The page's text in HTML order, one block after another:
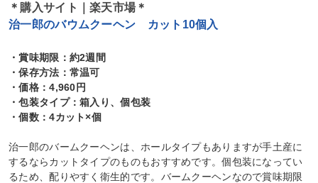
＊購入サイト｜楽天市場＊
治一郎のバウムクーヘン カット10個入
・賞味期限：約2週間
・保存方法：常温可
・価格：4,960円
・包装タイプ：箱入り、個包装
・個数：4カット×個
治一郎のバームクーヘンは、ホールタイプもありますが手土産に
するならカットタイプのものもおすすめです。個包装になってい
るため、配りやすく衛生的です。バームクーヘンなので賞味期限